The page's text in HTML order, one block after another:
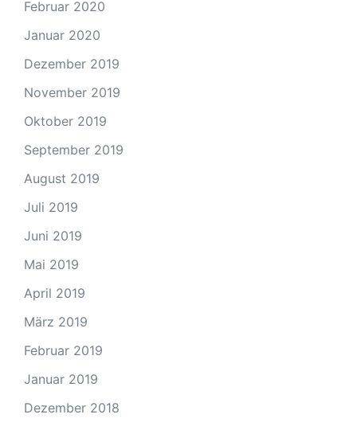
Februar 2020
Januar 2020
Dezember 2019
November 2019
Oktober 2019
September 2019
August 2019
Juli 2019
Juni 2019
Mai 2019
April 2019
März 2019
Februar 2019
Januar 2019
Dezember 2018